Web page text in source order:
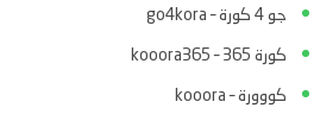
جو 4 كورة – go4kora
كورة 365 – kooora365
كووورة – kooora